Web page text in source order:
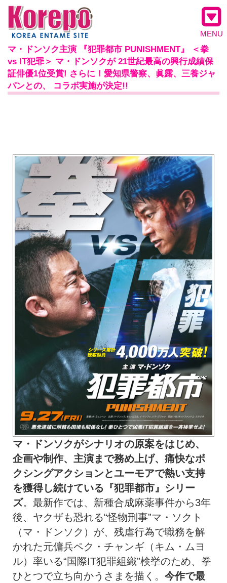
MENU
マ・ドンソク主演 『犯罪都市 PUNISHMENT』 ＜拳
vs IT犯罪＞ マ・ドンソクが 21世紀最高の興行成績保
証俳優1位受賞! さらに！愛知県警察、眞露、三養ジャ
パンとの、 コラボ実施が決定!!
マ・ドンソクがシナリオの原案をはじめ、
企画や制作、主演まで務め上げ、痛快なボ
クシングアクションとユーモアで熱い支持
を獲得し続けている『犯罪都市』シリー
ズ。最新作では、新種合成麻薬事件から3年
後、ヤクザも恐れる“怪物刑事”マ・ソクト
（マ・ドンソク）が、残虐行為で職務を解
かれた元傭兵ペク・チャンギ（キム・ムヨ
ル）率いる“国際IT犯罪組織”検挙のため、拳
ひとつで立ち向かうさまを描く。 今作で最